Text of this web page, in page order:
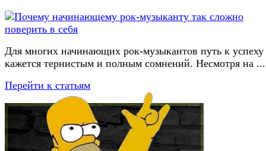
Для многих начинающих рок-музыкантов путь к успеху
кажется тернистым и полным сомнений. Несмотря на ...
Перейти к статьям